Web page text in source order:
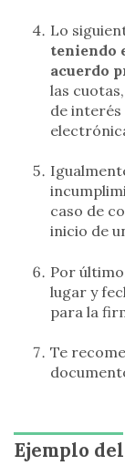
Lo
teniendo
acuerdo
las
de
caso de
inicio de
Por
lugar y
para la
Te
Ejemplo